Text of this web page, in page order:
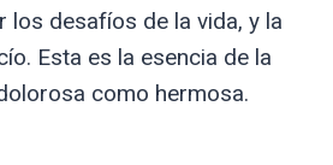
los desafíos de la vida, y la
Esta es la esencia de la
como hermosa.